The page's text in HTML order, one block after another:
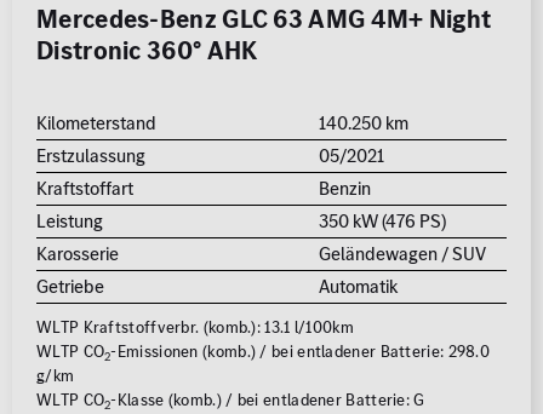
Mercedes-Benz GLC 63 AMG 4M+ Night
Distronic 360° AHK
Kilometerstand
140.250 km
Erstzulassung
05/2021
Kraftstoffart
Benzin
Leistung
350 kW (476 PS)
Karosserie
Geländewagen / SUV
Getriebe
Automatik
WLTP Kraftstoffverbr. (komb.): 13.1 l/100km
WLTP CO2-Emissionen (komb.) / bei entladener Batterie: 298.0
g/km
WLTP CO2-Klasse (komb.) / bei entladener Batterie: G